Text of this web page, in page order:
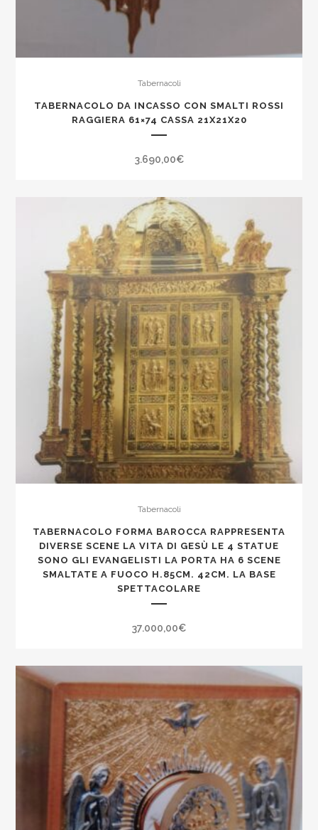
Tabernacoli
TABERNACOLO DA INCASSO CON SMALTI ROSSI
RAGGIERA 61×74 CASSA 21X21X20
3.690,00€
Tabernacoli
TABERNACOLO FORMA BAROCCA RAPPRESENTA
DIVERSE SCENE LA VITA DI GESÙ LE 4 STATUE
SONO GLI EVANGELISTI LA PORTA HA 6 SCENE
SMALTATE A FUOCO H.85CM. 42CM. LA BASE
SPETTACOLARE
37.000,00€